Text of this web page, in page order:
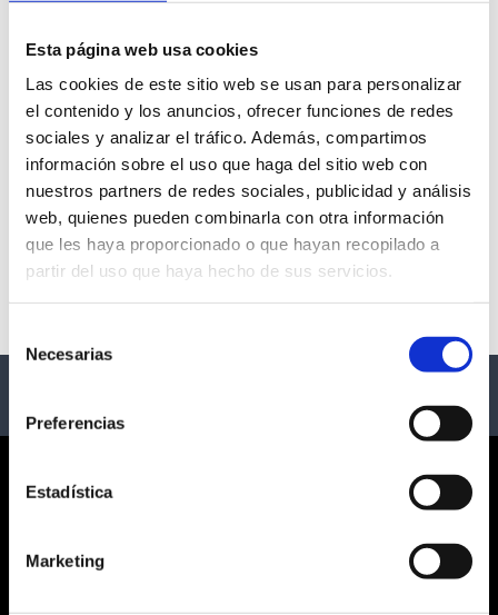
Esta página web usa cookies
Las cookies de este sitio web se usan para personalizar
el contenido y los anuncios, ofrecer funciones de redes
sociales y analizar el tráfico. Además, compartimos
información sobre el uso que haga del sitio web con
nuestros partners de redes sociales, publicidad y análisis
web, quienes pueden combinarla con otra información
que les haya proporcionado o que hayan recopilado a
partir del uso que haya hecho de sus servicios.
de Necesarias
Preferencias
Estadística
Marketing
CHAYANNE | BAILEMOS
OTRA VEZ TOUR 2026
- Varias Ciudades
Descripción
Chayanne Bailemos otra vez tour 2026 España
CORPORATE
CONDICIONES GENERALES